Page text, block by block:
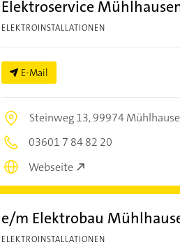
Elektroservice
ELEKTROINSTALLATIONEN
E-Mail
Steinweg 13,99974
03601 7 84 82 20
Webseite
e/m Elektrobau
ELEKTROINSTALLATIONEN